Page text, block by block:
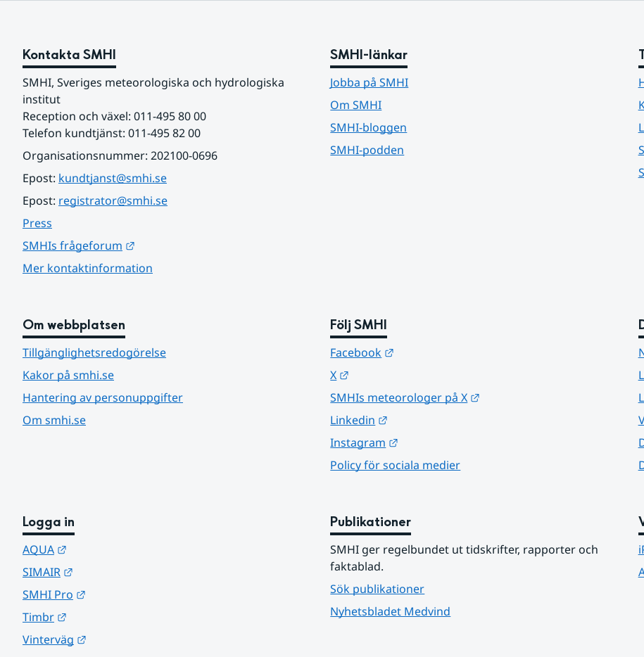
Kontakta SMHI
SMHI, Sveriges meteorologiska och hydrologiska
institut
Reception och växel: 011-495 80 00
Telefon kundtjänst: 011-495 82 00
Organisationsnummer: 202100-0696
Epost: kundtjanst@smhi.se
Epost: registrator@smhi.se
Press
SMHIs frågeforum
Mer kontaktinformation
SMHI-länkar
Jobba på SMHI
Om SMHI
SMHI-bloggen
SMHI-podden
Om webbplatsen
Tillgänglighetsredogörelse
Kakor på smhi.se
Hantering av personuppgifter
Om smhi.se
Följ SMHI
Facebook
X
SMHIs meteorologer på X
Linkedin
Instagram
Policy för sociala medier
Logga in
AQUA
SIMAIR
SMHI Pro
Timbr
Vinterväg
Publikationer
SMHI ger regelbundet ut tidskrifter, rapporter och
faktablad.
Sök publikationer
Nyhetsbladet Medvind